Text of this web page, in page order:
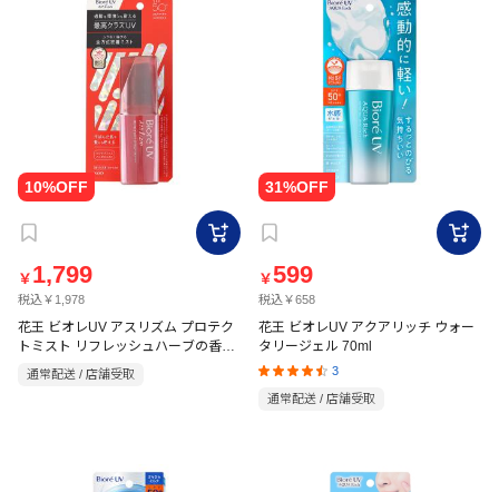
￥ 1,799
税込￥1,978
花王 ビオレUV アスリズム プロテク
トミスト リフレッシュハーブの香り
通常配送 / 店舗受取
￥599
税込￥658
花王 ビオレUV アクアリッチ ウォー
タリージェル 70ml
3
通常配送 / 店舗受取